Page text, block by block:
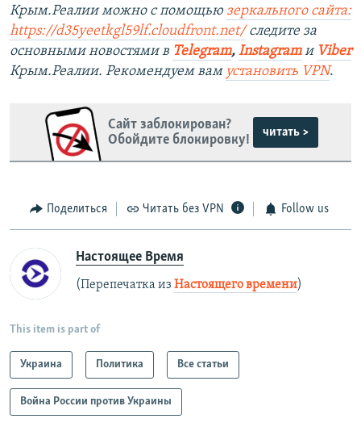
Крым.Реалии можно с помощью зеркального сайта:
https://d35yeetkgl59lf.cloudfront.net/ следите за
основными новостями в Telegram, Instagramи Viber
Крым.Реалии. Рекомендуем вам установить VPN.
Сайт заблокирован?
Обойдите блокировку!
читать >
Поделиться Читать без VPN Follow us
Настоящее Время
(Перепечатка из Настоящего времени)
This item is part of
Украина Политика Все статьи
Война России против Украины